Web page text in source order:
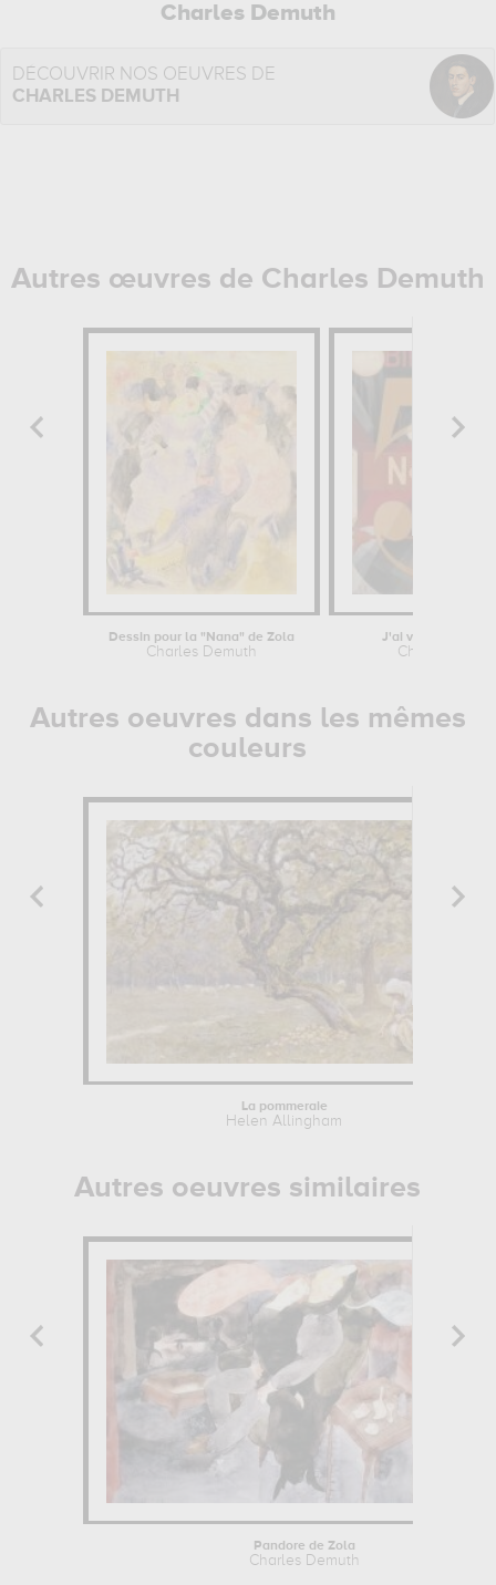
Charles Demuth
DÉCOUVRIR NOS OEUVRES DE
CHARLES DEMUTH
Autres œuvres de Charles Demuth
Dessin pour la "Nana" de Zola
Charles Demuth
J'ai vu le chiffre 5
Charles
Autres oeuvres dans les mêmes
couleurs
La pommeraie
Helen Allingham
Autres oeuvres similaires
Pandore de Zola
Charles Demuth